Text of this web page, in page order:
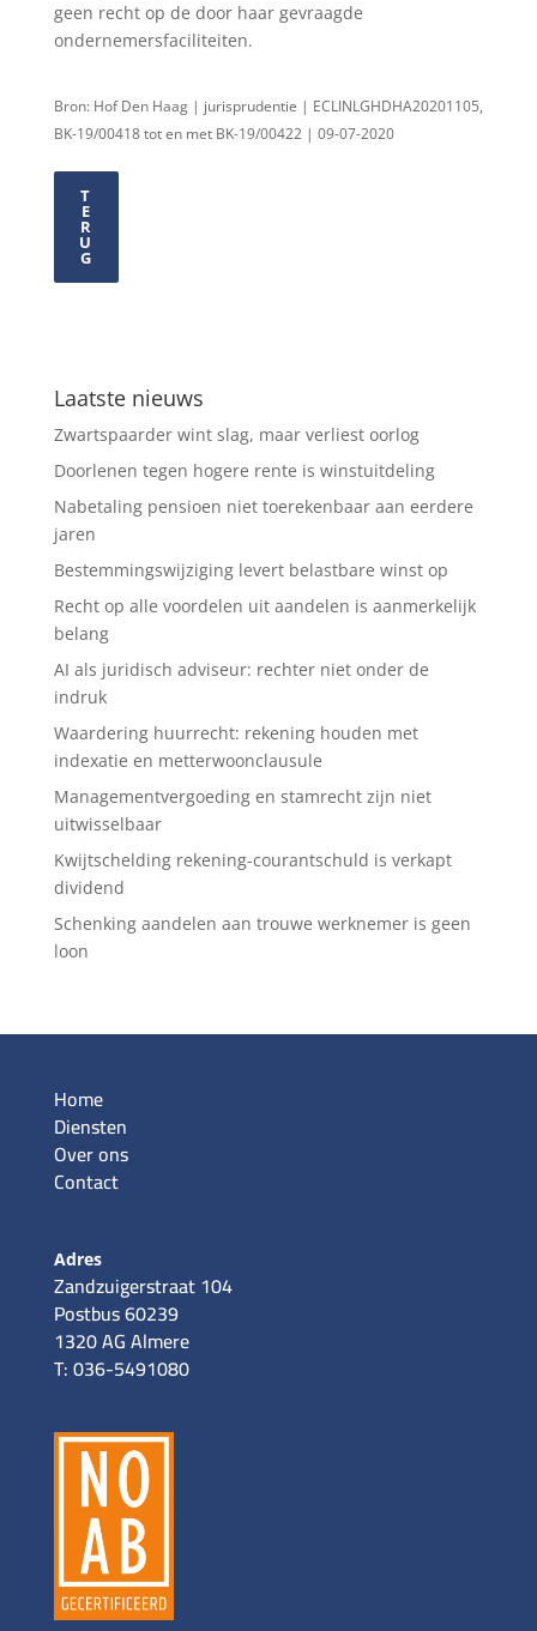
geen recht op de door haar gevraagde
ondernemersfaciliteiten.
Bron: Hof Den Haag | jurisprudentie | ECLINLGHDHA20201105,
BK-19/00418 tot en met BK-19/00422 | 09-07-2020
T
E
R
U
G
Laatste nieuws
Zwartspaarder wint slag, maar verliest oorlog
Doorlenen tegen hogere rente is winstuitdeling
Nabetaling pensioen niet toerekenbaar aan eerdere
jaren
Bestemmingswijziging levert belastbare winst op
Recht op alle voordelen uit aandelen is aanmerkelijk
belang
AI als juridisch adviseur: rechter niet onder de
indruk
Waardering huurrecht: rekening houden met
indexatie en metterwoonclausule
Managementvergoeding en stamrecht zijn niet
uitwisselbaar
Kwijtschelding rekening-courantschuld is verkapt
dividend
Schenking aandelen aan trouwe werknemer is geen
loon
Home
Diensten
Over ons
Contact
Adres
Zandzuigerstraat 104
Postbus 60239
1320 AG Almere
T: 036-5491080